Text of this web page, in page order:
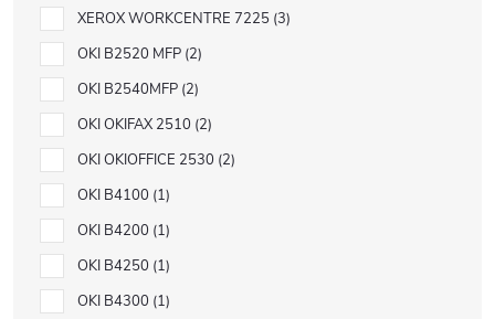
XEROX WORKCENTRE 7225 3
OKI B2520 MFP 2
OKI B2540MFP 2
OKI OKIFAX 2510 2
OKI OKIOFFICE 2530 2
OKI B4100 1
OKI B4200 1
OKI B4250 1
OKI B4300 1